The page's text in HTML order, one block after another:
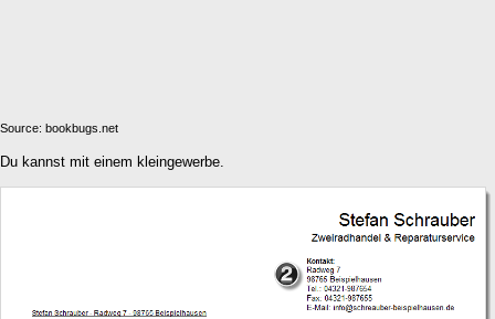
Source: bookbugs.net
Du kannst mit einem kleingewerbe.